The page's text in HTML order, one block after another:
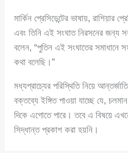
মার্কিন প্রেসিডেন্টের ভাষায়, রাশিয়ার
এবং তিনি এই সংঘাত নিরসনের জন্য
বলেন, “পুতিন এই সংঘাতের সমাধানে
কথা বলেছি।”
মধ্যপ্রাচ্যের পরিস্থিতি নিয়ে
বক্তব্যে ইঙ্গিত পাওয়া যাচ্ছে যে,
দিকে এগোতে পারে। তবে এ বিষয়ে
সিদ্ধান্ত প্রকাশ করা হয়নি।